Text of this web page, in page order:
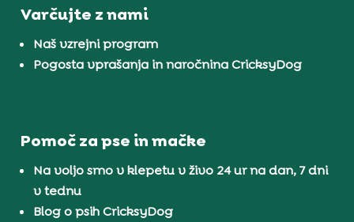
Varčujte z nami
Naš vzrejni program
Pogosta vprašanja in naročnina CricksyDog
Pomoč za pse in mačke
Na voljo smo v klepetu v živo 24 ur na dan, 7 dni
v tednu
Blog o psih CricksyDog